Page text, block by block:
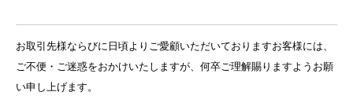
お取引先様ならびに日頃よりご愛顧いただいておりますお客様には、
ご不便・ご迷惑をおかけいたしますが、何卒ご理解賜りますようお願
い申し上げます。